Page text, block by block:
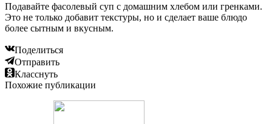
Подавайте фасолевый суп с домашним хлебом или гренками.
Это не только добавит текстуры, но и сделает ваше блюдо
более сытным и вкусным.
Поделиться
Отправить
Класснуть
Похожие публикации